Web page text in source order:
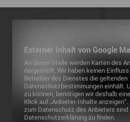
Externer Inhalt von Google
An dieser Stelle werden Karten des
dargestellt. Wir haben keinen Einfluss
Betreiber des Dienstes die geltenden
Datenschutzbestimmungen einhält.
zu können, benötigen wir deshalb
Klick auf „Anbieter-Inhalte anzeigen“.
zum Datenschutz des Anbieters sind
Datenschutzerklärung zu finden.